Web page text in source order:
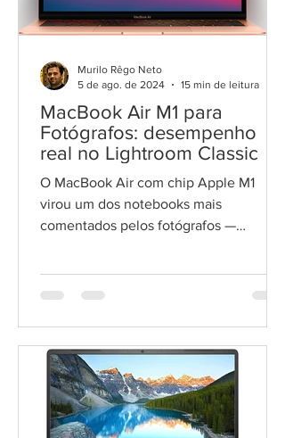
MacBook Air M1 para
Fotógrafos: desempenho
real no Lightroom Classic
O MacBook Air com chip Apple M1
virou um dos notebooks mais
comentados pelos fotógrafos —
bateria excepcional e construção leve e
atende às demandas de quem edita
muitas fotos no Adobe Lightroom
Classic, mesmo sendo considerado um
modelo de entrada?
Murilo Rêgo Neto
5 de ago. de 2024
15 min de leitura